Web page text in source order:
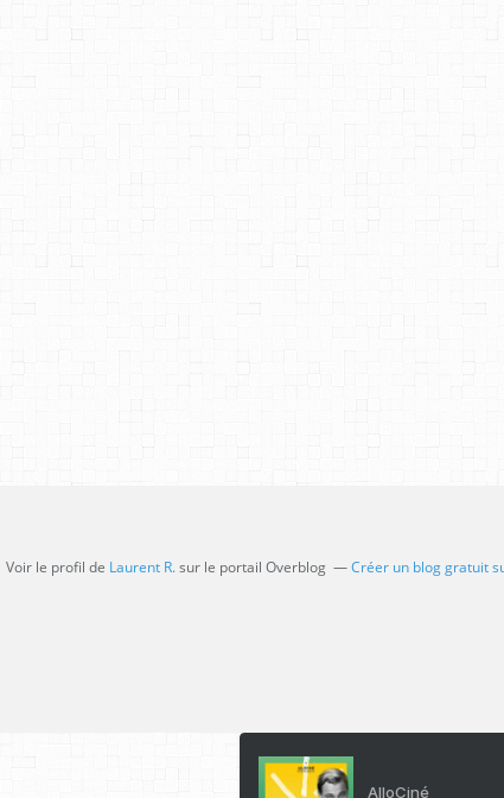
Voir le profil de Laurent R.sur le portail Overblog Créer un blog gratuit
AlloCiné